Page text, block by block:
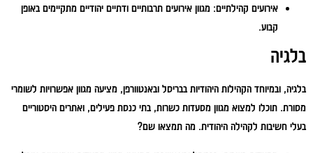
אירועים קהילתיים: מגוון אירועים תרבותיים ודתיים יהודיים מתקיימים באופן
קבוע.
בלגיה
בלגיה, ובמיוחד הקהילות היהודיות בבריסל ובאנטוורפן, מציעה מגוון אפשרויות לשומרי
מסורת. תוכלו למצוא מגוון מסעדות כשרות, בתי כנסת פעילים, ואתרים היסטוריים
בעלי חשיבות לקהילה היהודית. מה תמצאו שם?